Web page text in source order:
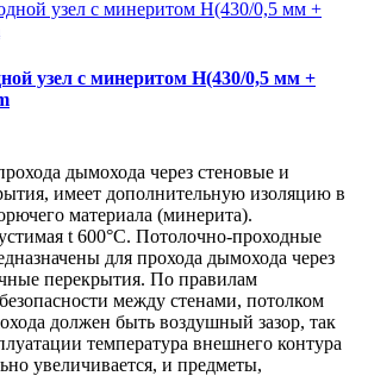
узел с минеритом Н(430/0,5 мм +
дымохода через стеновые и
имеет дополнительную изоляцию в
материала (минерита).
t 600°C. Потолочно-проходные
для прохода дымохода через
перекрытия. По правилам
между стенами, потолком
должен быть воздушный зазор, так
температура внешнего контура
увеличивается, и предметы,